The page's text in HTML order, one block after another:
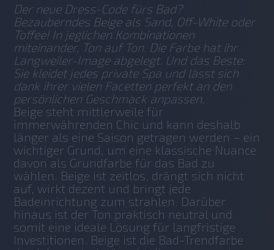
Der neue Dress-Code fürs Bad?
Bezauberndes Beige als Sand, Off-White oder
Toffee! In jeglichen Kombinationen
miteinander, Ton auf Ton. Die Farbe hat ihr
Langweiler-Image abgelegt. Und das Beste:
Sie kleidet jedes private Spa und lässt sich
dank ihrer vielen Facetten perfekt an den
persönlichen Geschmack anpassen.
Beige steht mittlerweile für
immerwährenden Chic und kann deshalb
länger als eine Saison getragen werden – ein
wichtiger Grund, um eine klassische Nuance
davon als Grundfarbe für das Bad zu
wählen. Beige ist zeitlos, drängt sich nicht
auf, wirkt dezent und bringt jede
Badeinrichtung zum strahlen. Darüber
hinaus ist der Ton praktisch neutral und
somit eine ideale Lösung für langfristige
Investitionen. Beige ist die Bad-Trendfarbe